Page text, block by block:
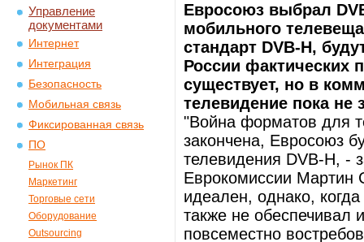
Управление
документами
Интернет
Интеграция
Безопасность
Мобильная связь
Фиксированная связь
ПО
Рынок ПК
Маркетинг
Торговые сети
Оборудование
Outsourcing
Евросоюз выбрал
мобильного
стандарт DVB-H,
России фактических
существует, но в
телевидение пока не
"Война форматов для
закончена, Евросоюз
телевидения DVB-H, -
Еврокомиссии Мартин
идеален, однако,
также не обеспечивал
повсеместно